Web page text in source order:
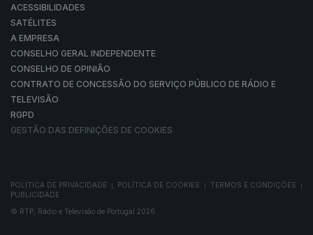
ACESSIBILIDADES
SATÉLITES
A EMPRESA
CONSELHO GERAL INDEPENDENTE
CONSELHO DE OPINIÃO
CONTRATO DE CONCESSÃO DO SERVIÇO PÚBLICO DE RÁDIO E
TELEVISÃO
RGPD
GESTÃO DAS DEFINIÇÕES DE COOKIES
POLÍTICA DE PRIVACIDADE POLÍTICA DE COOKIES TERMOS E CONDIÇÕES
PUBLICIDADE
© RTP, Rádio e Televisão de Portugal 2026